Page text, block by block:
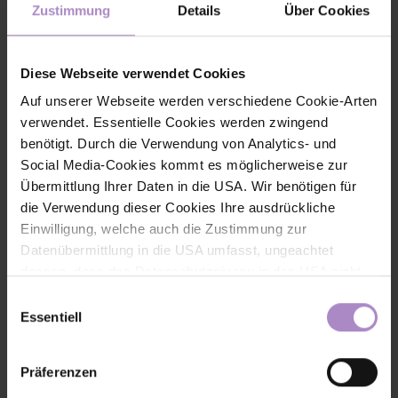
Zustimmung Details Über Cookies
Diese Webseite verwendet Cookies
Auf unserer Webseite werden verschiedene Cookie-Arten
verwendet. Essentielle Cookies werden zwingend
benötigt. Durch die Verwendung von Analytics- und
Social Media-Cookies kommt es möglicherweise zur
Übermittlung Ihrer Daten in die USA. Wir benötigen für
die Verwendung dieser Cookies Ihre ausdrückliche
Einwilligung, welche auch die Zustimmung zur
Datenübermittlung in die USA umfasst, ungeachtet
für die Rechte und Freiheiten der betroffenen Personen
nach sich ziehen kann. Die Einwilligung erteilen Sie
dadurch, dass Sie die ausgewählten Cookies durch
Aktivierung des Buttons akzeptieren. Sie können Ihre
Essentiell
Präferenzen
von KIDas KI-KompassLab unterstützt Vorarlberger KMU dabei,
einzusetzen. Gemeinsam werden KI-Kompetenzen aufgebaut
#laufende Projekte DBT